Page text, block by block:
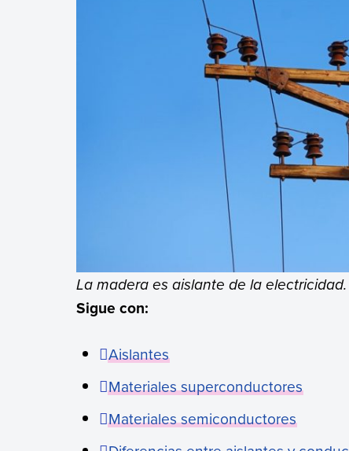
La madera es aislante de la electricidad.
Sigue con:
Aislantes
Materiales superconductores
Materiales semiconductores